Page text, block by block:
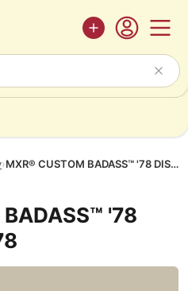
› MXR® CUSTOM BADASS™ '78 DISTORTION M78
'78